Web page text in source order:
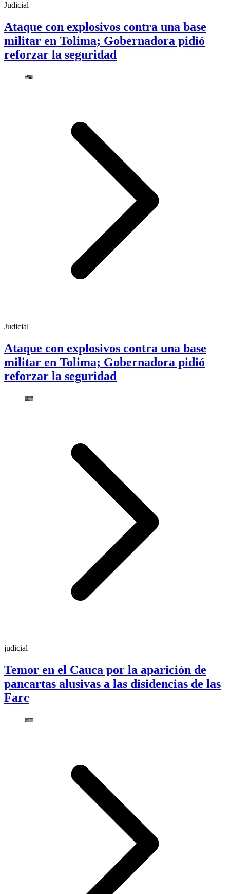
Judicial
Ataque con explosivos contra una base
militar en Tolima; Gobernadora pidió
reforzar la seguridad
Judicial
Ataque con explosivos contra una base
militar en Tolima; Gobernadora pidió
reforzar la seguridad
judicial
Temor en el Cauca por la aparición de
pancartas alusivas a las disidencias de las
Farc